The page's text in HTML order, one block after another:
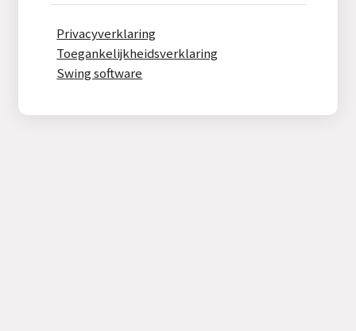
Privacyverklaring
Toegankelijkheidsverklaring
Swing software